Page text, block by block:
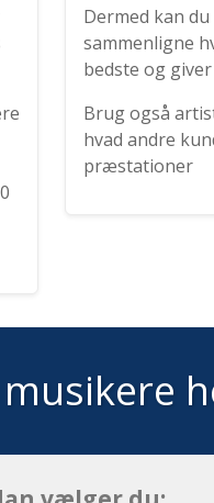
Dermed kan
sammenligne
bedste og
Brug også
hvad andre
præstationer